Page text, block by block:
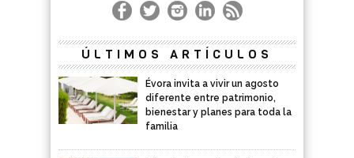
ÚLTIMOS ARTÍCULOS
Évora invita a vivir un agosto
diferente entre patrimonio,
bienestar y planes para toda la
familia